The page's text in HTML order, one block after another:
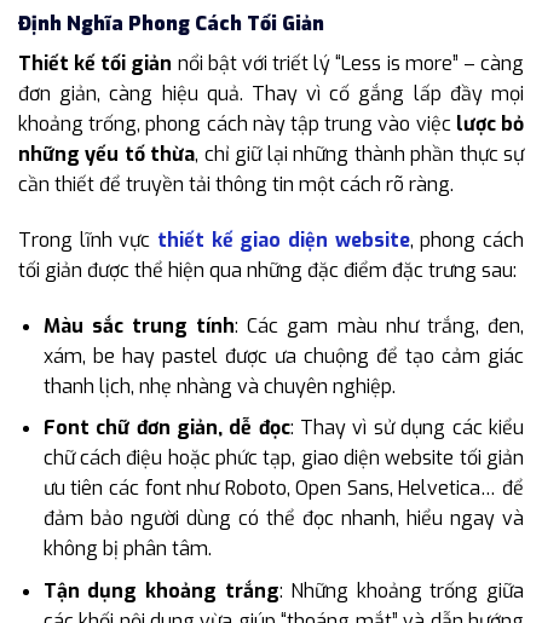
Định Nghĩa Phong Cách Tối Giản
Thiết kế tối giản nổi bật với triết lý “Less is more” – càng
đơn giản, càng hiệu quả. Thay vì cố gắng lấp đầy mọi
khoảng trống, phong cách này tập trung vào việc lược bỏ
những yếu tố thừa, chỉ giữ lại những thành phần thực sự
cần thiết để truyền tải thông tin một cách rõ ràng.
Trong lĩnh vực thiết kế giao diện website, phong cách
tối giản được thể hiện qua những đặc điểm đặc trưng sau:
Màu sắc trung tính: Các gam màu như trắng, đen,
xám, be hay pastel được ưa chuộng để tạo cảm giác
thanh lịch, nhẹ nhàng và chuyên nghiệp.
Font chữ đơn giản, dễ đọc: Thay vì sử dụng các kiểu
chữ cách điệu hoặc phức tạp, giao diện website tối giản
ưu tiên các font như Roboto, Open Sans, Helvetica… để
đảm bảo người dùng có thể đọc nhanh, hiểu ngay và
không bị phân tâm.
Tận dụng khoảng trắng: Những khoảng trống giữa